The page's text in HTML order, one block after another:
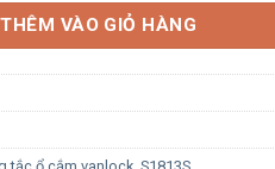
THÊM VÀO GIỎ HÀNG
tắc ổ cắm vanlock, S1813S